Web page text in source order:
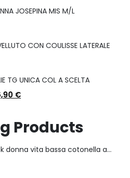
JOSEPINA MIS M/L
CON COULISSE LATERALE
TG UNICA COL A SCELTA
€
Products
Slip tripack donna vita bassa cotonella art 3165 in cotone elasticizzato